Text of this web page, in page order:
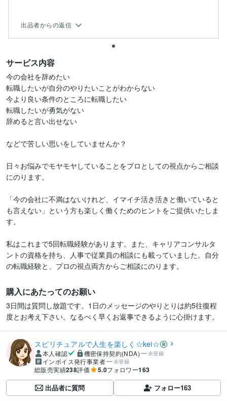
出品者からの返信
サービス内容
今の会社を辞めたい
転職したいが自分のやりたいことがわからない
今より良い条件のところに転職したい
転職したいが勇気がない
辞めると言い出せない
などで苦しい思いをしていませんか？
日々お悩みでモヤモヤしていることをプロとしての視点からご相談
にのります。
「今の会社に不満はないけれど、イマイチ活き活きと働いていると
も言えない」という方も楽しく働くためのヒントをご提供いたしま
す。
私はこれまで5回転職経験があります。また、キャリアコンサルタ
ントの資格を持ち、人事で従業員の相談にも載っていました。自分
の転職経験と、プロの視点両方からご相談にのります。
購入にあたってのお願い
3日間は質問し放題です。1日のメッセージのやりとりは約5往復程
度とお考え下さい。なるべく早くお返事できるように心掛けます。
スピリチュアルで人生を楽しく☆kei☆
本人確認 機密保持契約(NDA) 未登録
インボイス発行事業者 未登録
総販売実績238評価 5.0フォロワー163
出品者に質問 フォロー163